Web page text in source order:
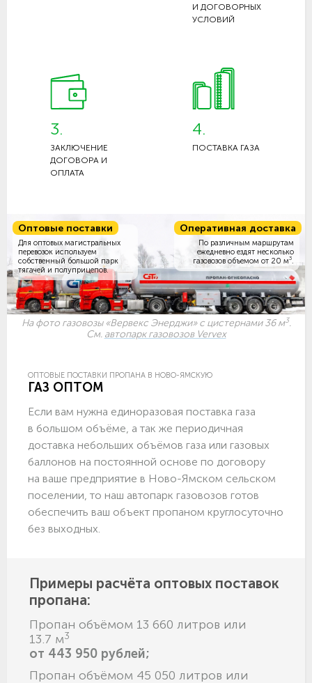
И ДОГОВОРНЫХ
УСЛОВИЙ
3.
ЗАКЛЮЧЕНИЕ
ДОГОВОРА И
ОПЛАТА
4.
ПОСТАВКА ГАЗА
Оптовые поставки
Для оптовых магистральных
перевозок используем
собственный большой парк
тягачей и полуприцепов.
Оперативная доставка
По различным маршрутам
ежедневно ездят несколько
газовозов объемом от 20 м3
На фото газовозы «Вервекс Энерджи» с цистернами 36 м3.
См. автопарк газовозов Vervex
ОПТОВЫЕ ПОСТАВКИ ПРОПАНА В НОВО-ЯМСКУЮ
ГАЗ ОПТОМ
Если вам нужна единоразовая поставка газа
в большом объёме, а так же периодичная
доставка небольших объёмов газа или газовых
баллонов на постоянной основе по договору
на ваше предприятие в Ново-Ямском сельском
поселении, то наш автопарк газовозов готов
обеспечить ваш объект пропаном круглосуточно
без выходных.
Примеры расчёта оптовых поставок
пропана:
Пропан объёмом 13 660 литров или
13.7 м3
от 443 950 рублей;
Пропан объёмом 45 050 литров или